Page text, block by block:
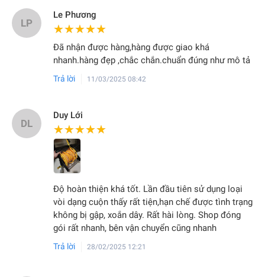
LP
Le Phương
★★★★★
★★★★★
Đã nhận được hàng,hàng được giao khá
nhanh.hàng đẹp ,chắc chắn.chuẩn đúng như mô tả
Trả lời 11/03/2025 08:42
DL
Duy Lới
★★★★★
★★★★★
Độ hoàn thiện khá tốt. Lần đầu tiên sử dụng loại
vòi dạng cuộn thấy rất tiện,hạn chế được tình trạng
không bị gập, xoắn dây. Rất hài lòng. Shop đóng
gói rất nhanh, bên vận chuyển cũng nhanh
Trả lời 28/02/2025 12:21